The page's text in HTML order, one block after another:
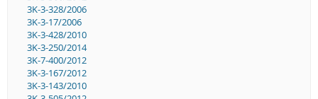
3K-3-328/2006
3K-3-17/2006
3K-3-428/2010
3K-3-250/2014
3K-7-400/2012
3K-3-167/2012
3K-3-143/2010